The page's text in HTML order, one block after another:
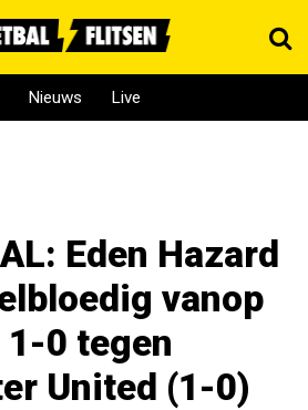
Nieuws Live
Eden Hazard
vanop
0 tegen
United (1-0)